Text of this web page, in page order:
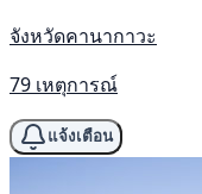
จังหวัดคานากาวะ
79 เหตุการณ์
แจ้งเตือน